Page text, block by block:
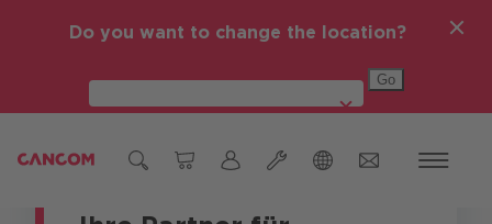
Do you want to change the location?